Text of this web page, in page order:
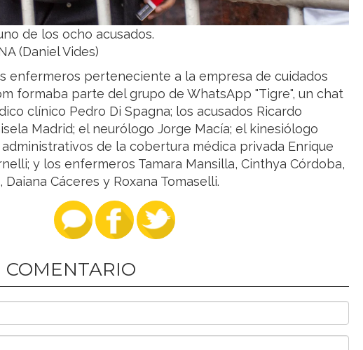
de los ocho acusados.
(Daniel Vides)
enfermeros perteneciente a la empresa de cuidados
formaba parte del grupo de WhatsApp "Tigre", un chat
clínico Pedro Di Spagna; los acusados Ricardo
Madrid; el neurólogo Jorge Macía; el kinesiólogo
de la cobertura médica privada Enrique
y los enfermeros Tamara Mansilla, Cinthya Córdoba,
Cáceres y Roxana Tomaselli.